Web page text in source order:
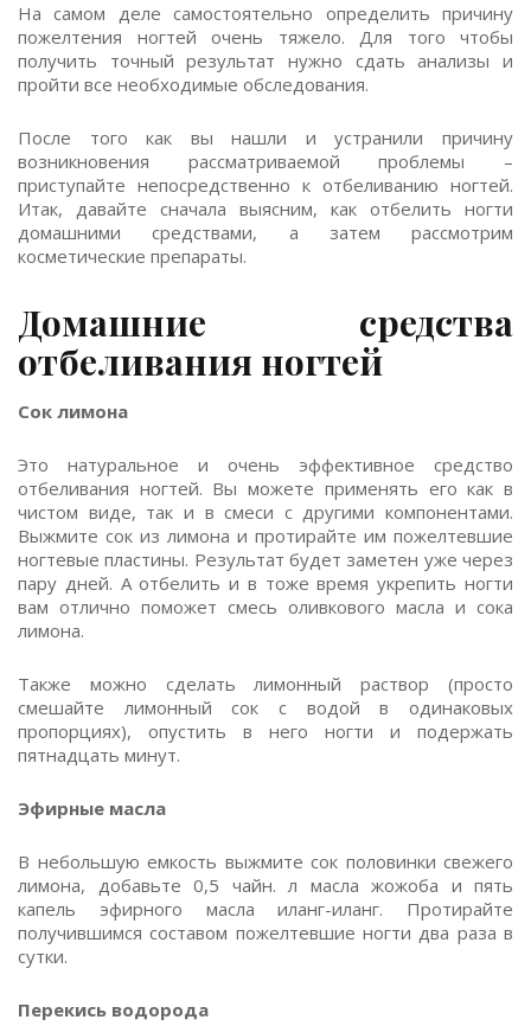
На самом деле самостоятельно определить причину
пожелтения ногтей очень тяжело. Для того чтобы
получить точный результат нужно сдать анализы и
пройти все необходимые обследования.
После того как вы нашли и устранили причину
возникновения рассматриваемой проблемы –
приступайте непосредственно к отбеливанию ногтей.
Итак, давайте сначала выясним, как отбелить ногти
домашними средствами, а затем рассмотрим
косметические препараты.
Домашние средства
отбеливания ногтей
Сок лимона
Это натуральное и очень эффективное средство
отбеливания ногтей. Вы можете применять его как в
чистом виде, так и в смеси с другими компонентами.
Выжмите сок из лимона и протирайте им пожелтевшие
ногтевые пластины. Результат будет заметен уже через
пару дней. А отбелить и в тоже время укрепить ногти
вам отлично поможет смесь оливкового масла и сока
лимона.
Также можно сделать лимонный раствор (просто
смешайте лимонный сок с водой в одинаковых
пропорциях), опустить в него ногти и подержать
пятнадцать минут.
Эфирные масла
В небольшую емкость выжмите сок половинки свежего
лимона, добавьте 0,5 чайн. л масла жожоба и пять
капель эфирного масла иланг-иланг. Протирайте
получившимся составом пожелтевшие ногти два раза в
сутки.
Перекись водорода